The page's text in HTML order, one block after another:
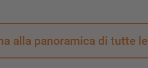
alla panoramica di tutte